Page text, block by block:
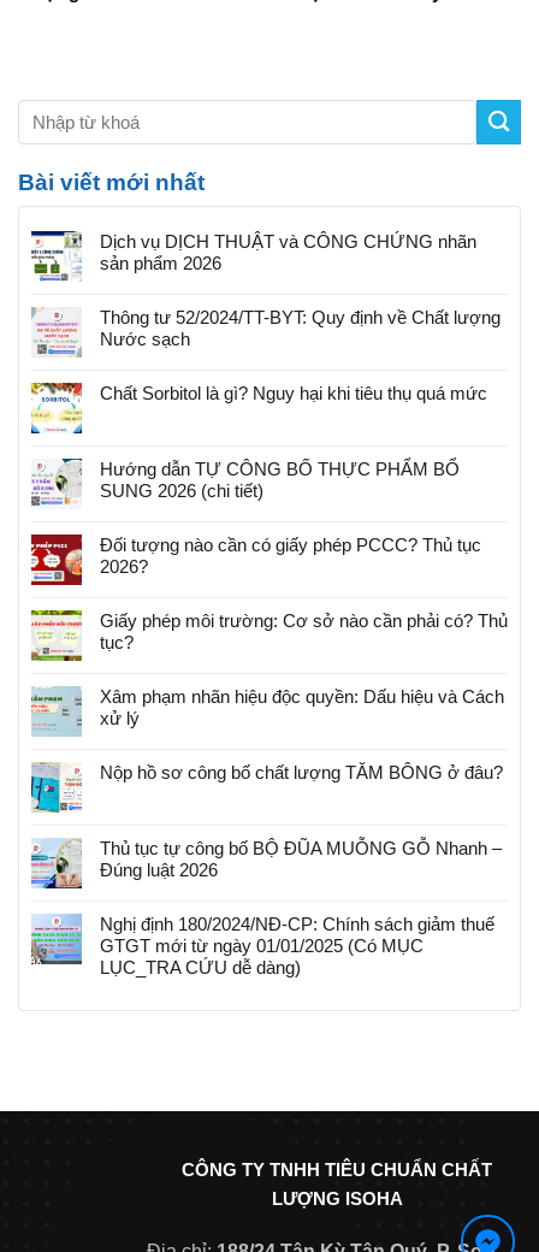
Bài viết mới nhất
Dịch vụ DỊCH THUẬT và CÔNG CHỨNG nhãn
sản phẩm 2026
Thông tư 52/2024/TT-BYT: Quy định về Chất lượng
Nước sạch
Chất Sorbitol là gì? Nguy hại khi tiêu thụ quá mức
Hướng dẫn TỰ CÔNG BỐ THỰC PHẨM BỔ
SUNG 2026 (chi tiết)
Đối tượng nào cần có giấy phép PCCC? Thủ tục
2026?
Giấy phép môi trường: Cơ sở nào cần phải có? Thủ
tục?
Xâm phạm nhãn hiệu độc quyền: Dấu hiệu và Cách
xử lý
Nộp hồ sơ công bố chất lượng TĂM BÔNG ở đâu?
Thủ tục tự công bố BỘ ĐŨA MUỖNG GỖ Nhanh –
Đúng luật 2026
Nghị định 180/2024/NĐ-CP: Chính sách giảm thuế
GTGT mới từ ngày 01/01/2025 (Có MỤC
LỤC_TRA CỨU dễ dàng)
CÔNG TY TNHH TIÊU CHUẨN CHẤT
LƯỢNG ISOHA